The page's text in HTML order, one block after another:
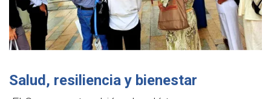
Salud, resiliencia y bienestar